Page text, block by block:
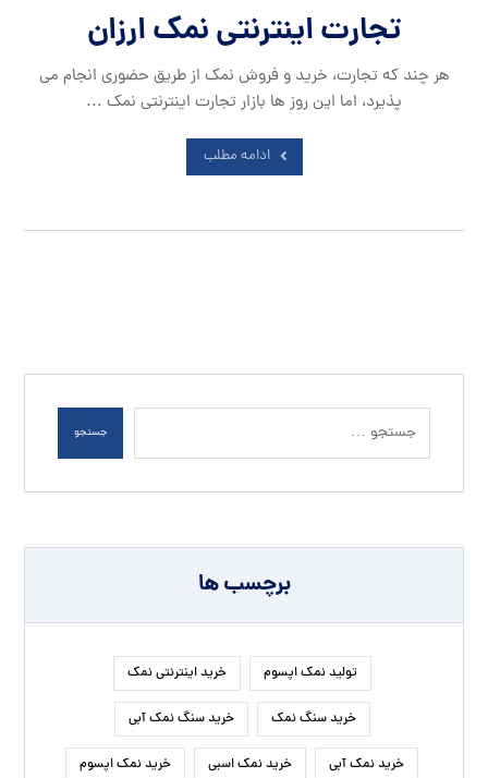
تجارت اینترنتی نمک ارزان
هر چند که تجارت، خرید و فروش نمک از طریق حضوری انجام می
پذیرد، اما این روز ها بازار تجارت اینترنتی نمک ...
ادامه مطلب
جستجو
برچسب ها
تولید نمک اپسوم خرید اینترنتی نمک
خرید سنگ نمک خرید سنگ نمک آبی
خرید نمک آبی خرید نمک اسبی خرید نمک اپسوم